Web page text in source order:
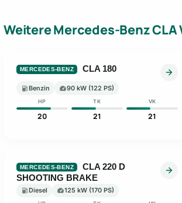
Weitere Mercedes-Benz CLA
MERCEDES-BENZ CLA 180
Benzin 90 kW (122 PS)
HP
20
TK
21
VK
21
MERCEDES-BENZ
CLA 220 D
SHOOTING BRAKE
Diesel 125 kW (170 PS)